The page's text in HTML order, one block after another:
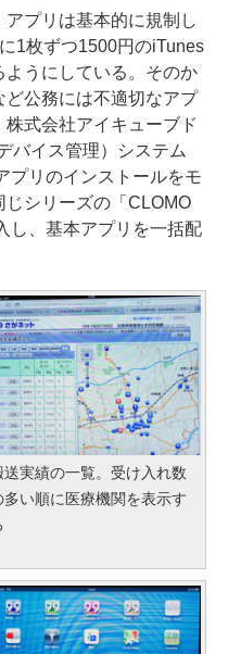
プリは基本的に規制し
1枚ずつ1500円のiTunes
うにしている。そのか
公務には不適切なアプ
式会社アイキューブド
バイス管理）システム
プリのインストールをモ
シリーズの「CLOMO
し、基本アプリを一括配
送実績の一覧。受け入れ数
多い順に医療機関を表示す